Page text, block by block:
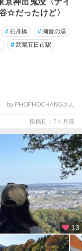
☆だったけど〉
#石舟橋 #瀬音の湯
#武蔵五日市駅
by PHOPHOCHANGさん
投稿日：7ヶ月前
13